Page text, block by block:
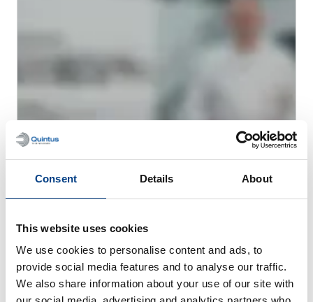
Consent Details About
This website uses cookies
We use cookies to personalise content and ads, to
provide social media features and to analyse our traffic.
We also share information about your use of our site with
网络研讨会